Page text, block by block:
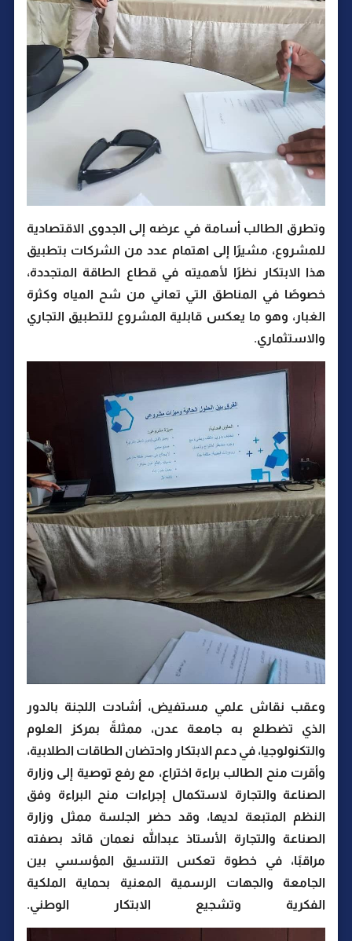
وتطرق الطالب أسامة في عرضه إلى الجدوى الاقتصادية
للمشروع، مشيرًا إلى اهتمام عدد من الشركات بتطبيق
هذا الابتكار نظرًا لأهميته في قطاع الطاقة المتجددة،
خصوصًا في المناطق التي تعاني من شح المياه وكثرة
الغبار، وهو ما يعكس قابلية المشروع للتطبيق التجاري
والاستثماري.
وعقب نقاش علمي مستفيض، أشادت اللجنة بالدور
الذي تضطلع به جامعة عدن، ممثلةً بمركز العلوم
والتكنولوجيا، في دعم الابتكار واحتضان الطاقات الطلابية،
وأقرت منح الطالب براءة اختراع، مع رفع توصية إلى وزارة
الصناعة والتجارة لاستكمال إجراءات منح البراءة وفق
النظم المتبعة لديها، وقد حضر الجلسة ممثل وزارة
الصناعة والتجارة الأستاذ عبدالله نعمان قائد بصفته
مراقبًا، في خطوة تعكس التنسيق المؤسسي بين
الجامعة والجهات الرسمية المعنية بحماية الملكية
الفكرية وتشجيع الابتكار الوطني.